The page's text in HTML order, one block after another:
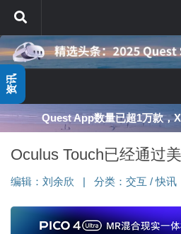
跳至内容
Quest App数量已超1万款，
Oculus Touch已经通过
编辑： 刘余欣 分类： 交互 /快讯
资讯